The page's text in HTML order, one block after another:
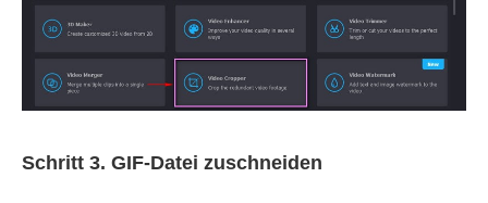
Schritt 3. GIF-Datei zuschneiden